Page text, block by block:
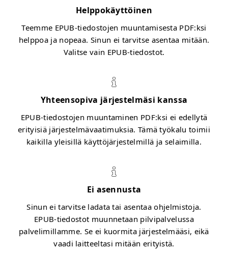
Helppokäyttöinen
Teemme EPUB-tiedostojen muuntamisesta PDF:ksi
helppoa ja nopeaa. Sinun ei tarvitse asentaa mitään.
Valitse vain EPUB-tiedostot.
Yhteensopiva järjestelmäsi kanssa
EPUB-tiedostojen muuntaminen PDF:ksi ei edellytä
erityisiä järjestelmävaatimuksia. Tämä työkalu toimii
kaikilla yleisillä käyttöjärjestelmillä ja selaimilla.
Ei asennusta
Sinun ei tarvitse ladata tai asentaa ohjelmistoja.
EPUB-tiedostot muunnetaan pilvipalvelussa
palvelimillamme. Se ei kuormita järjestelmääsi, eikä
vaadi laitteeltasi mitään erityistä.